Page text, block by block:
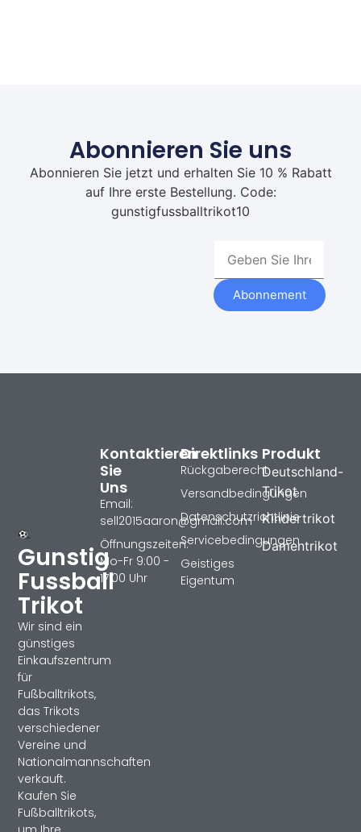
Abonnieren Sie uns
Abonnieren Sie jetzt und erhalten Sie 10 % Rabatt
auf Ihre erste Bestellung. Code:
gunstigfussballtrikot10
Abonnement
Gunstig
Fussball
Trikot
Wir sind ein
günstiges
Einkaufszentrum
für
Fußballtrikots,
das Trikots
verschiedener
Vereine und
Nationalmannschaften
verkauft.
Kaufen Sie
Fußballtrikots,
Produkt
Deutschland-
Trikot
Kindertrikot
Damentrikot
Direktlinks
Rückgaberecht
Versandbedingungen
Datenschutzrichtlinie
Servicebedingungen
Geistiges
Eigentum
Kontaktieren
Sie
Uns
Email:
sell2015aaron@gmail.com
Öffnungszeiten:
Mo-Fr 9:00 -
17:00 Uhr